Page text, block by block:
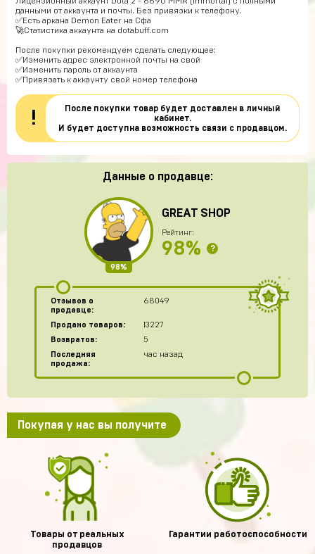
данными от аккаунта и почты. Без привязки к телефону.
✅Есть аркана Demon Eater на Сфа
🚀Статистика аккаунта на dotabuff.com
После покупки рекомендуем сделать следующее:
✅Изменить адрес электронной почты на свой
✅Изменить пароль от аккаунта
✅Привязать к аккаунту свой номер телефона
!
После покупки товар будет доставлен в личный
кабинет.
И будет доступна возможность связи с продавцом.
Данные о продавце:
98%
GREAT SHOP
Рейтинг:
98% ?
Отзывов о
продавце:
68049
Продано товаров:
13227
Возвратов:
5
Последняя
продажа:
час назад
Покупая у нас вы получите
Товары от реальных
продавцов
Гарантии работоспособности